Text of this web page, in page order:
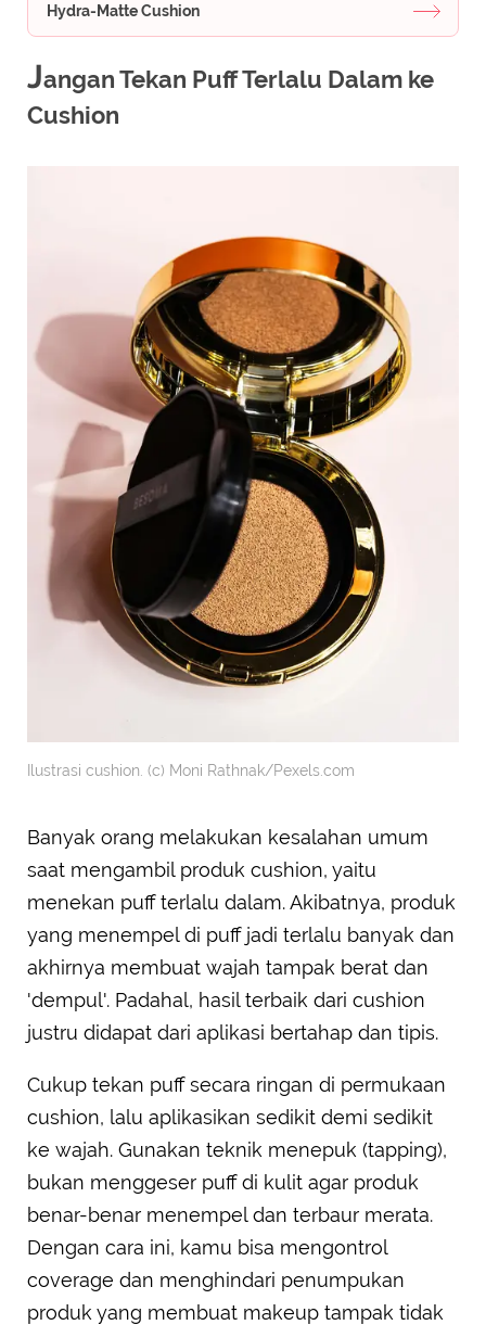
Hydra-Matte Cushion
Jangan Tekan Puff Terlalu Dalam ke
Cushion
Ilustrasi cushion. (c) Moni Rathnak/Pexels.com
Banyak orang melakukan kesalahan umum
saat mengambil produk cushion, yaitu
menekan puff terlalu dalam. Akibatnya, produk
yang menempel di puff jadi terlalu banyak dan
akhirnya membuat wajah tampak berat dan
'dempul'. Padahal, hasil terbaik dari cushion
justru didapat dari aplikasi bertahap dan tipis.
Cukup tekan puff secara ringan di permukaan
cushion, lalu aplikasikan sedikit demi sedikit
ke wajah. Gunakan teknik menepuk (tapping),
bukan menggeser puff di kulit agar produk
benar-benar menempel dan terbaur merata.
Dengan cara ini, kamu bisa mengontrol
coverage dan menghindari penumpukan
produk yang membuat makeup tampak tidak